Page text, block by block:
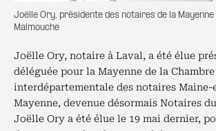
Joëlle Ory, présidente des notaires de la
Malmouche
Joëlle Ory, notaire à Laval, a été élue
déléguée pour la Mayenne de la Chambre
interdépartementale des notaires
Mayenne, devenue désormais Notaires
Joëlle Ory a été élue le 19 mai dernier,